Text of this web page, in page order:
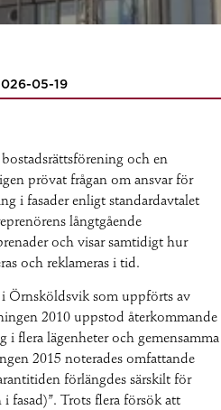
05-19
och en
prövat frågan om ansvar för
i fasader enligt standardavtalet
långtgående
och visar samtidigt hur
och reklameras i tid.
Örnsköldsvik som uppförts av
2010 uppstod återkommande
flera lägenheter och gemensamma
2015 noterades omfattande
förlängdes särskilt för
fasad)”. Trots flera försök att